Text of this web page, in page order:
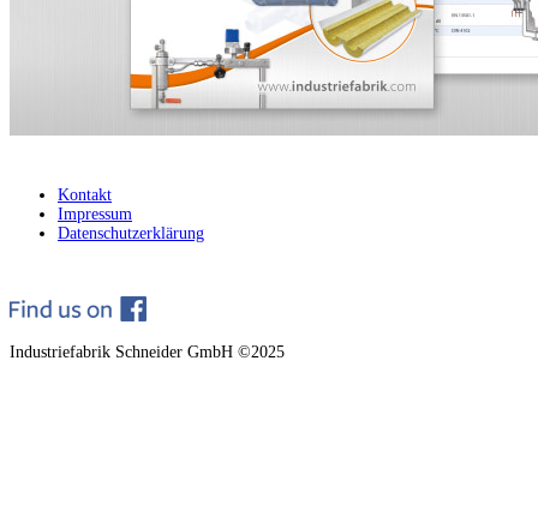
Kontakt
Impressum
Datenschutzerklärung
Industriefabrik Schneider GmbH ©2025